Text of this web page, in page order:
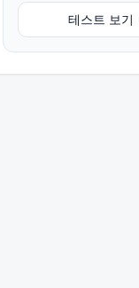
테스트 보기